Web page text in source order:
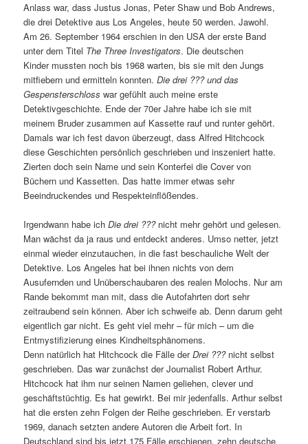
Anlass war, dass Justus Jonas, Peter Shaw und Bob Andrews,
die drei Detektive aus Los Angeles, heute 50 werden. Jawohl.
Am 26. September 1964 erschien in den USA der erste Band
unter dem Titel The Three Investigators. Die deutschen
Kinder mussten noch bis 1968 warten, bis sie mit den Jungs
mitfiebern und ermitteln konnten.Die drei ??? und das
Gespensterschloss war gefühlt auch meine erste
Detektivgeschichte. Ende der 70er Jahre habe ich sie mit
meinem Bruder zusammen auf Kassette rauf und runter gehört.
Damals war ich fest davon überzeugt, dass Alfred Hitchcock
diese Geschichten persönlich geschrieben und inszeniert hatte.
Zierten doch sein Name und sein Konterfei die Cover von
Büchern und Kassetten. Das hatte immer etwas sehr
Beeindruckendes und Respekteinflößendes.
Irgendwann habe ichDie drei ???nicht mehr gehört und gelesen.
Man wächst da ja raus und entdeckt anderes. Umso netter, jetzt
einmal wieder einzutauchen, in die fast beschauliche Welt der
Detektive. Los Angeles hat bei ihnen nichts von dem
Ausufernden und Unüberschaubaren des realen Molochs. Nur am
Rande bekommt man mit, dass die Autofahrten dort sehr
zeitraubend sein können. Aber ich schweife ab. Denn darum geht
eigentlich gar nicht. Es geht viel mehr – für mich – um die
Entmystifizierung eines Kindheitsphänomens.
Denn natürlich hat Hitchcock die Fälle derDrei ???nicht selbst
geschrieben. Das war zunächst der Journalist Robert Arthur.
Hitchcock hat ihm nur seinen Namen geliehen, clever und
geschäftstüchtig. Es hat gewirkt. Bei mir jedenfalls. Arthur selbst
hat die ersten zehn Folgen der Reihe geschrieben. Er verstarb
1969, danach setzten andere Autoren die Arbeit fort. In
Deutschland sind bis jetzt 175 Fälle erschienen, zehn deutsche